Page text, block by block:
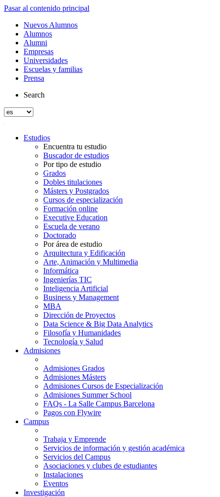
Pasar al contenido principal
Nuevos Alumnos
Alumnos
Alumni
Empresas
Universidades
Escuelas y familias
Prensa
Search
Estudios
Encuentra tu estudio
Buscador de estudios
Por tipo de estudio
Grados
Dobles titulaciones
Másters y Postgrados
Cursos de especialización
Formación online
Executive Education
Escuela de verano
Doctorado
Por área de estudio
Arquitectura y Edificación
Arte, Animación y Multimedia
Informática
Ingenierías TIC
Inteligencia Artificial
Business y Management
MBA
Dirección de Proyectos
Data Science & Big Data Analytics
Filosofía y Humanidades
Tecnología y Salud
Admisiones
Admisiones Grados
Admisiones Másters
Admisiones Cursos de Especialización
Admisiones Summer School
FAQs - La Salle Campus Barcelona
Pagos con Flywire
Campus
Trabaja y Emprende
Servicios de información y gestión académica
Servicios del Campus
Asociaciones y clubes de estudiantes
Instalaciones
Eventos
Investigación